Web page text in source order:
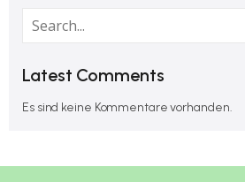
Latest Comments
Es sind keine Kommentare vorhanden.